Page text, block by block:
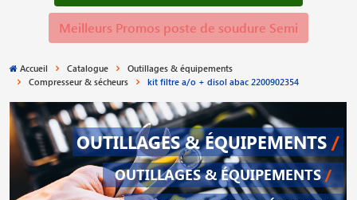
Meilleurs Promos poste de soudure Semi
Accueil Catalogue
Outillages & équipements
Compresseur & sécheurs
kit filtre a/o + disol abac 2200902354
OUTILLAGES & ÉQUIPEMENTS /
OUTILLAGES & ÉQUIPEMENTS /